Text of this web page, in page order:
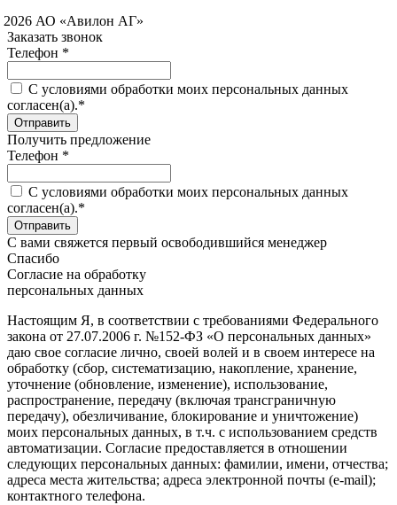
АО «Авилон АГ»
Заказать звонок
Телефон *
C условиями обработки моих персональных данных
согласен(а).*
Получить предложение
Телефон *
C условиями обработки моих персональных данных
согласен(а).*
С вами свяжется первый освободившийся менеджер
Спасибо
Согласие на обработку
персональных данных
Настоящим Я, в соответствии с требованиями Федерального
закона от 27.07.2006 г. №152-ФЗ «О персональных данных»
даю свое согласие лично, своей волей и в своем интересе на
обработку (сбор, систематизацию, накопление, хранение,
уточнение (обновление, изменение), использование,
распространение, передачу (включая трансграничную
передачу), обезличивание, блокирование и уничтожение)
моих персональных данных, в т.ч. с использованием средств
автоматизации. Согласие предоставляется в отношении
следующих персональных данных: фамилии, имени, отчества;
адреса места жительства; адреса электронной почты (e-mail);
контактного телефона.